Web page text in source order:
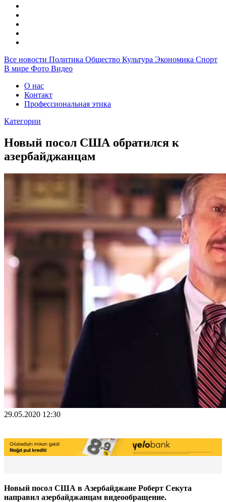
Все новости Политика Общество Культура Экономика Спорт
В мире Фото Видео
О нас
Контакт
Профессиональная этика
Категории
Новый посол США обратился к
азербайджанцам
29.05.2020 12:30
Новый посол США в Азербайджане Роберт Секута
направил азербайджанцам видеообращение.